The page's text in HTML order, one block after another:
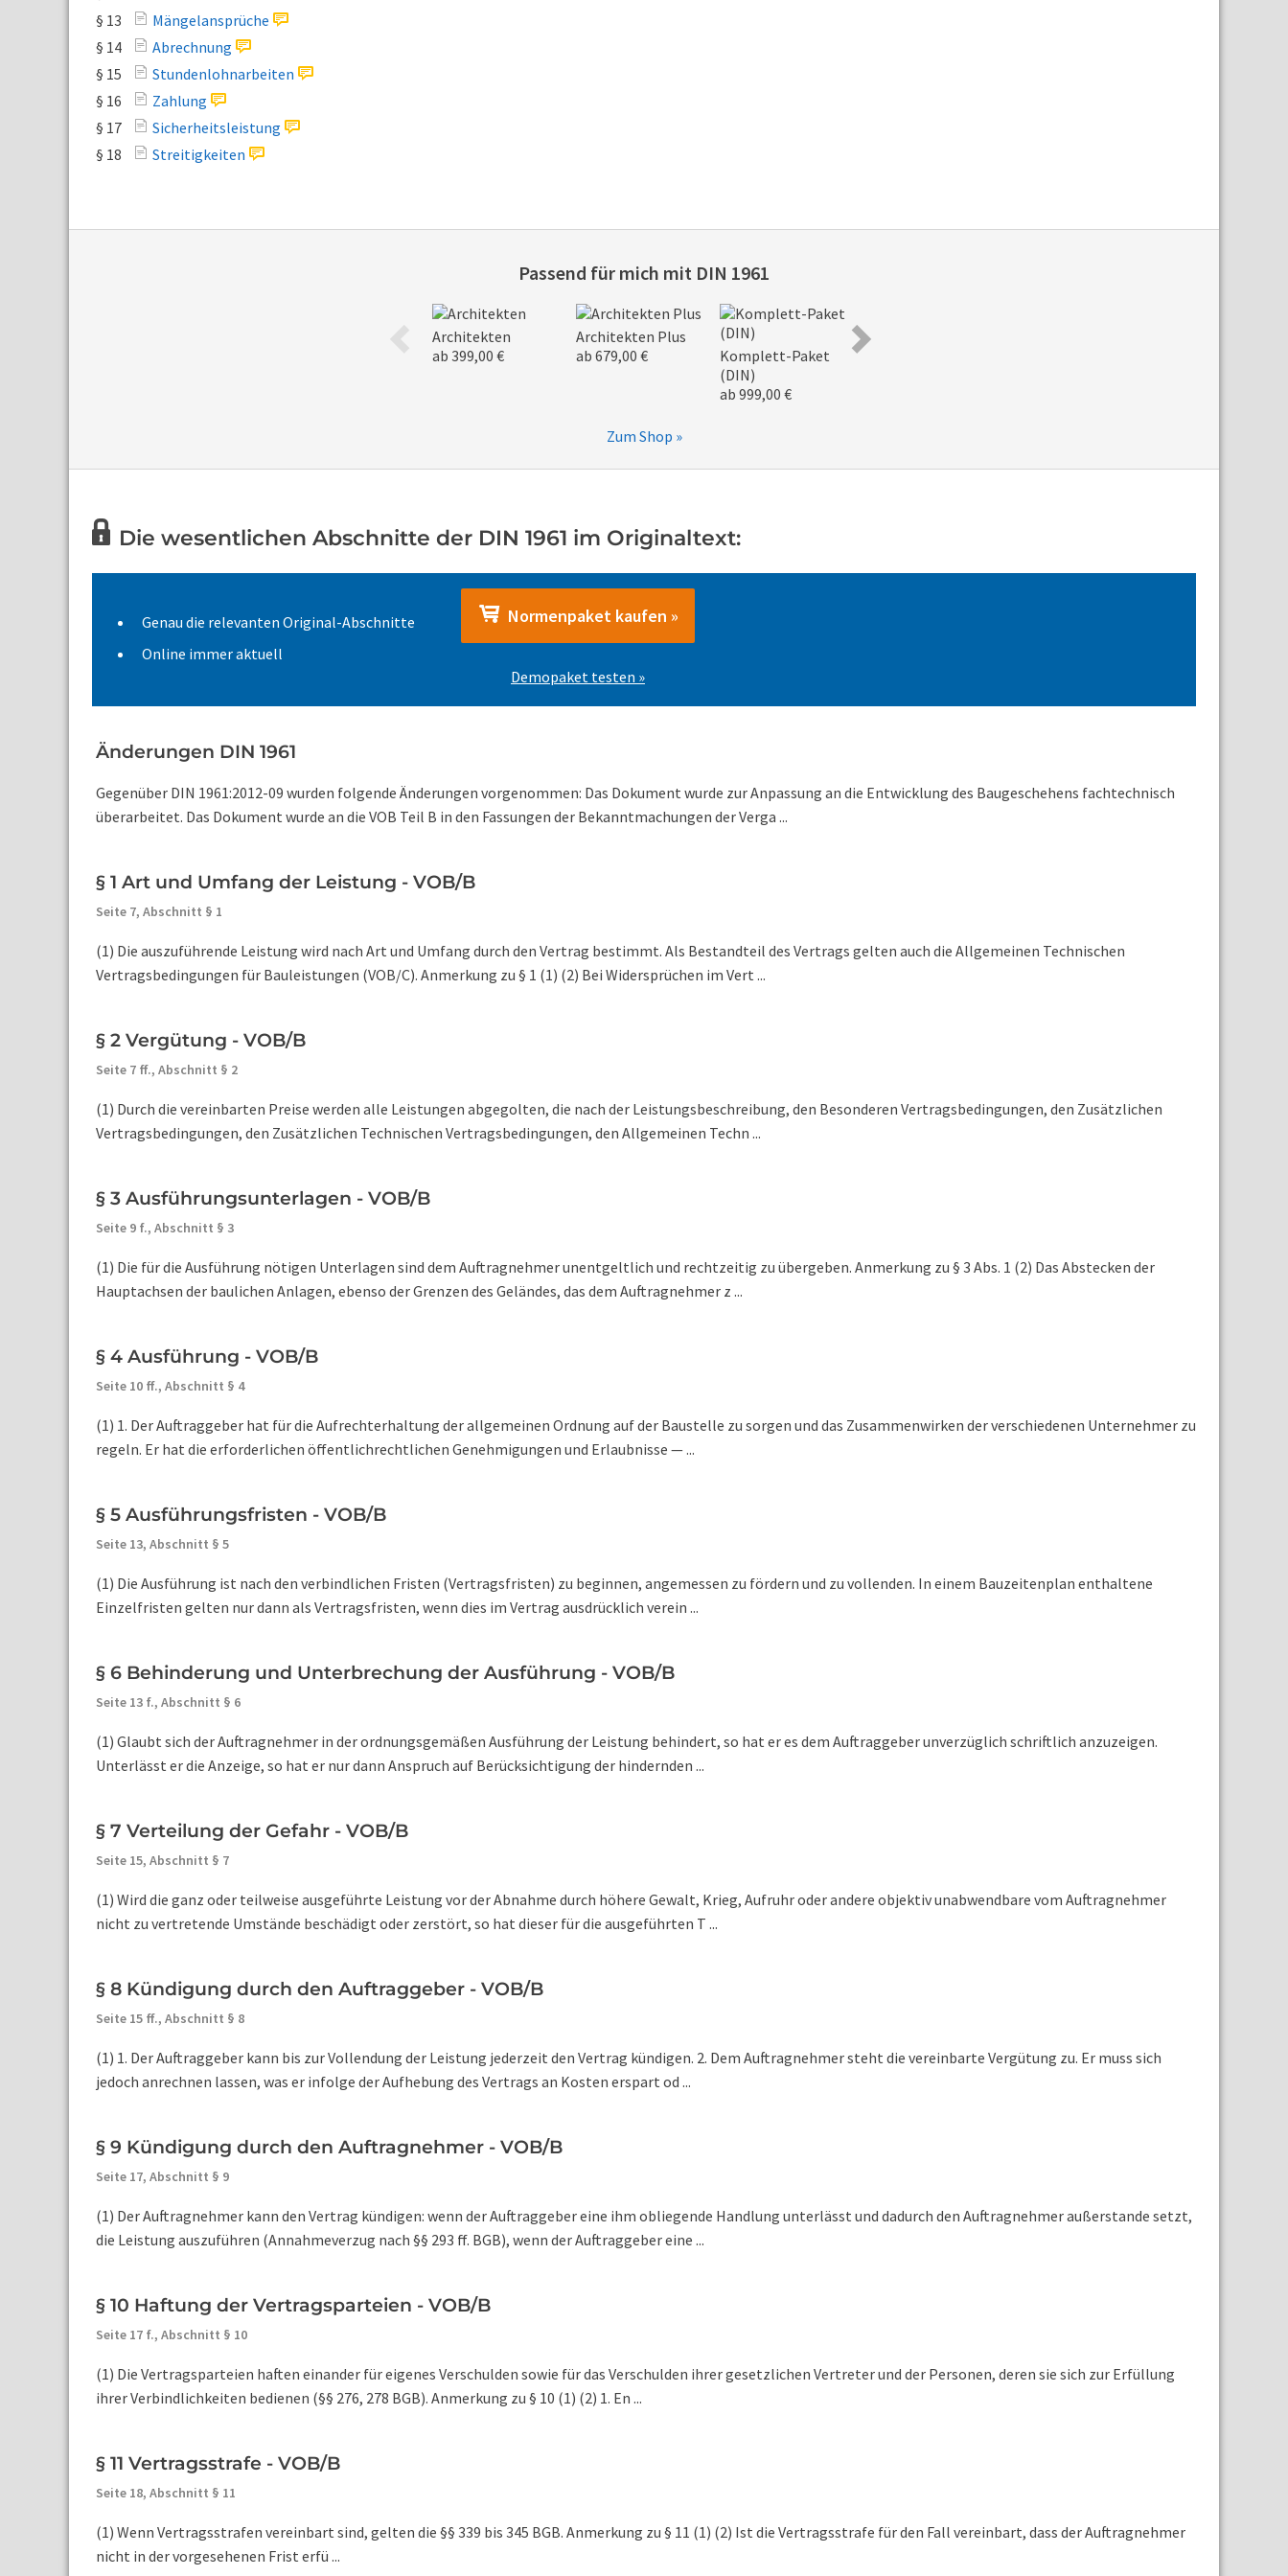
§ 13
Mängelansprüche
§ 14
Abrechnung
§ 15
Stundenlohnarbeiten
§ 16
Zahlung
§ 17
Sicherheitsleistung
§ 18
Streitigkeiten
Passend für mich mit DIN 1961
Architekten
ab 399,00 €
Architekten Plus
ab 679,00 €
Komplett-Paket
(DIN)
ab 999,00 €
Zum Shop »
Die wesentlichen Abschnitte der DIN 1961 im Originaltext:
Genau die relevanten Original-Abschnitte
Online immer aktuell
Normenpaket kaufen »
Demopaket testen »
Änderungen DIN 1961
Gegenüber DIN 1961:2012-09 wurden folgende Änderungen vorgenommen: Das Dokument wurde zur Anpassung an die Entwicklung des Baugeschehens fachtechnisch
überarbeitet. Das Dokument wurde an die VOB Teil B in den Fassungen der Bekanntmachungen der Verga ...
§ 1 Art und Umfang der Leistung - VOB/B
Seite 7, Abschnitt § 1
(1) Die auszuführende Leistung wird nach Art und Umfang durch den Vertrag bestimmt. Als Bestandteil des Vertrags gelten auch die Allgemeinen Technischen
Vertragsbedingungen für Bauleistungen (VOB/C). Anmerkung zu § 1 (1) (2) Bei Widersprüchen im Vert ...
§ 2 Vergütung - VOB/B
Seite 7 ff., Abschnitt § 2
(1) Durch die vereinbarten Preise werden alle Leistungen abgegolten, die nach der Leistungsbeschreibung, den Besonderen Vertragsbedingungen, den Zusätzlichen
Vertragsbedingungen, den Zusätzlichen Technischen Vertragsbedingungen, den Allgemeinen Techn ...
§ 3 Ausführungsunterlagen - VOB/B
Seite 9 f., Abschnitt § 3
(1) Die für die Ausführung nötigen Unterlagen sind dem Auftragnehmer unentgeltlich und rechtzeitig zu übergeben. Anmerkung zu § 3 Abs. 1 (2) Das Abstecken der
Hauptachsen der baulichen Anlagen, ebenso der Grenzen des Geländes, das dem Auftragnehmer z ...
§ 4 Ausführung - VOB/B
Seite 10 ff., Abschnitt § 4
(1) 1. Der Auftraggeber hat für die Aufrechterhaltung der allgemeinen Ordnung auf der Baustelle zu sorgen und das Zusammenwirken der verschiedenen Unternehmer zu
regeln. Er hat die erforderlichen öffentlichrechtlichen Genehmigungen und Erlaubnisse — ...
§ 5 Ausführungsfristen - VOB/B
Seite 13, Abschnitt § 5
(1) Die Ausführung ist nach den verbindlichen Fristen (Vertragsfristen) zu beginnen, angemessen zu fördern und zu vollenden. In einem Bauzeitenplan enthaltene
Einzelfristen gelten nur dann als Vertragsfristen, wenn dies im Vertrag ausdrücklich verein ...
§ 6 Behinderung und Unterbrechung der Ausführung - VOB/B
Seite 13 f., Abschnitt § 6
(1) Glaubt sich der Auftragnehmer in der ordnungsgemäßen Ausführung der Leistung behindert, so hat er es dem Auftraggeber unverzüglich schriftlich anzuzeigen.
Unterlässt er die Anzeige, so hat er nur dann Anspruch auf Berücksichtigung der hindernden ...
§ 7 Verteilung der Gefahr - VOB/B
Seite 15, Abschnitt § 7
(1) Wird die ganz oder teilweise ausgeführte Leistung vor der Abnahme durch höhere Gewalt, Krieg, Aufruhr oder andere objektiv unabwendbare vom Auftragnehmer
nicht zu vertretende Umstände beschädigt oder zerstört, so hat dieser für die ausgeführten T ...
§ 8 Kündigung durch den Auftraggeber - VOB/B
Seite 15 ff., Abschnitt § 8
(1) 1. Der Auftraggeber kann bis zur Vollendung der Leistung jederzeit den Vertrag kündigen. 2. Dem Auftragnehmer steht die vereinbarte Vergütung zu. Er muss sich
jedoch anrechnen lassen, was er infolge der Aufhebung des Vertrags an Kosten erspart od ...
§ 9 Kündigung durch den Auftragnehmer - VOB/B
Seite 17, Abschnitt § 9
(1) Der Auftragnehmer kann den Vertrag kündigen: wenn der Auftraggeber eine ihm obliegende Handlung unterlässt und dadurch den Auftragnehmer außerstande setzt,
die Leistung auszuführen (Annahmeverzug nach §§ 293 ff. BGB), wenn der Auftraggeber eine ...
§ 10 Haftung der Vertragsparteien - VOB/B
Seite 17 f., Abschnitt § 10
(1) Die Vertragsparteien haften einander für eigenes Verschulden sowie für das Verschulden ihrer gesetzlichen Vertreter und der Personen, deren sie sich zur Erfüllung
ihrer Verbindlichkeiten bedienen (§§ 276, 278 BGB). Anmerkung zu § 10 (1) (2) 1. En ...
§ 11 Vertragsstrafe - VOB/B
Seite 18, Abschnitt § 11
(1) Wenn Vertragsstrafen vereinbart sind, gelten die §§ 339 bis 345 BGB. Anmerkung zu § 11 (1) (2) Ist die Vertragsstrafe für den Fall vereinbart, dass der Auftragnehmer
nicht in der vorgesehenen Frist erfü ...